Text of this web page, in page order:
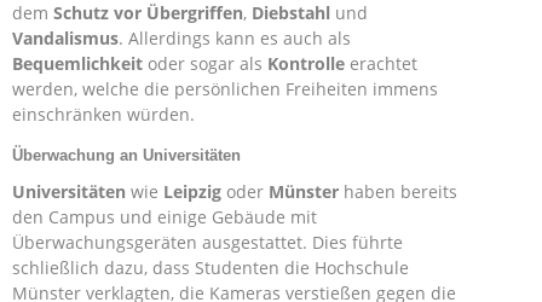
dem Schutz vor Übergriffen, Diebstahl und
Vandalismus. Allerdings kann es auch als
Bequemlichkeit oder sogar als Kontrolle erachtet
werden, welche die persönlichen Freiheiten immens
einschränken würden.
Überwachung an Universitäten
Universitäten wie Leipzig oder Münster haben bereits
den Campus und einige Gebäude mit
Überwachungsgeräten ausgestattet. Dies führte
schließlich dazu, dass Studenten die Hochschule
Münster verklagten, die Kameras verstießen gegen die